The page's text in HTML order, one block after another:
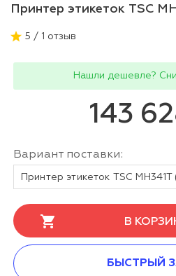
Принтер этикеток TSC
5 / 1 отзыв
Нашли дешевле?
143
Вариант поставки:
В
БЫСТРЫЙ